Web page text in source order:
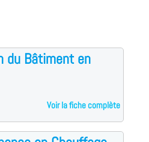
du Bâtiment en
Voir la fiche complète